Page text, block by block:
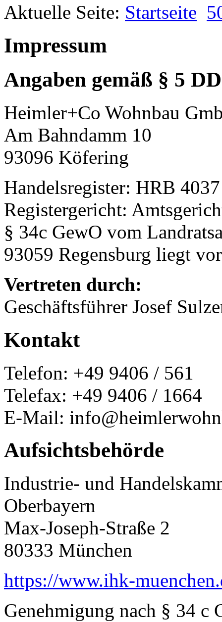
Aktuelle Seite: Startseite
Impressum
Angaben gemäß § 5
Heimler+Co Wohnbau
Am Bahndamm 10
93096 Köfering
Handelsregister: HRB 4037
Registergericht:
§ 34c GewO vom
93059 Regensburg liegt
Vertreten durch:
Geschäftsführer Josef
Kontakt
Telefon: +49 9406 / 561
Telefax: +49 9406 / 1664
E-Mail:
Aufsichtsbehörde
Industrie- und
Oberbayern
Max-Joseph-Straße 2
80333 München
https://www.ihk-
Genehmigung nach § 34 c